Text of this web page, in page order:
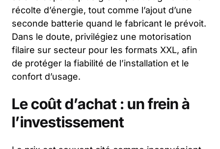
récolte d’énergie, tout comme l’ajout d’une
seconde batterie quand le fabricant le prévoit.
Dans le doute, privilégiez une motorisation
filaire sur secteur pour les formats XXL, afin
de protéger la fiabilité de l’installation et le
confort d’usage.
Le coût d’achat : un frein à
l’investissement